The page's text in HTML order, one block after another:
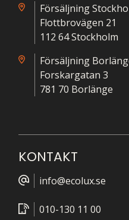
Försäljning
Flottbrovägen 21
112 64 Stockholm
Försäljning
Forskargatan 3
781 70 Borlänge
KONTAKT
info@ecolux.se
010-130 11 00